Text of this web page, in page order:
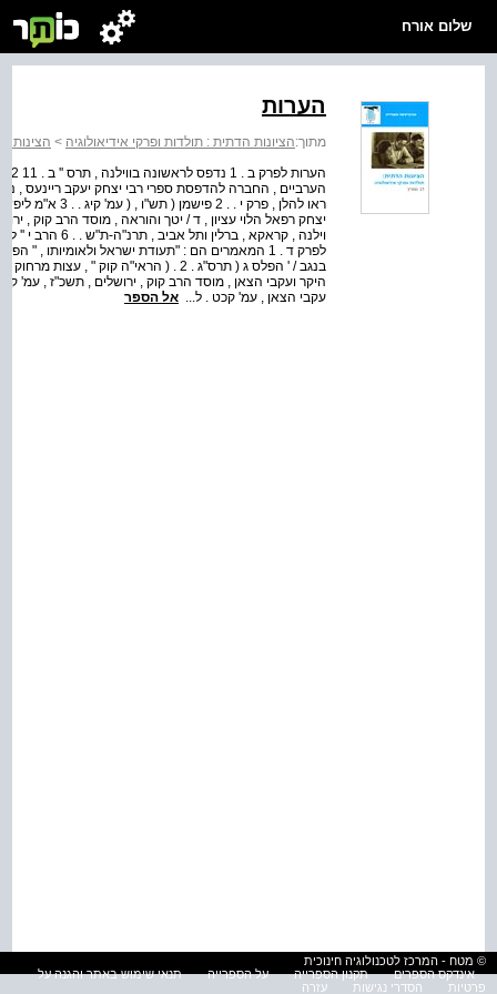
שלום אורח
הערות
מתוך:הציונות הדתית : תולדות ופרקי אידיאולוגיה > הצינות
וילנה , קראקא ,
לפרק ד . 1 המאמרים הם : "תעודת ישראל
עקבי הצאן , עמ' קכט . ל... אל הספר
© מטח - המרכז לטכנולוגיה חינוכית
אינדקס הספרים
תקנון הספרייה על הספרייה
תנאי שימוש באתר והגנה על
פרטיות
הסדרי נגישות עזרה